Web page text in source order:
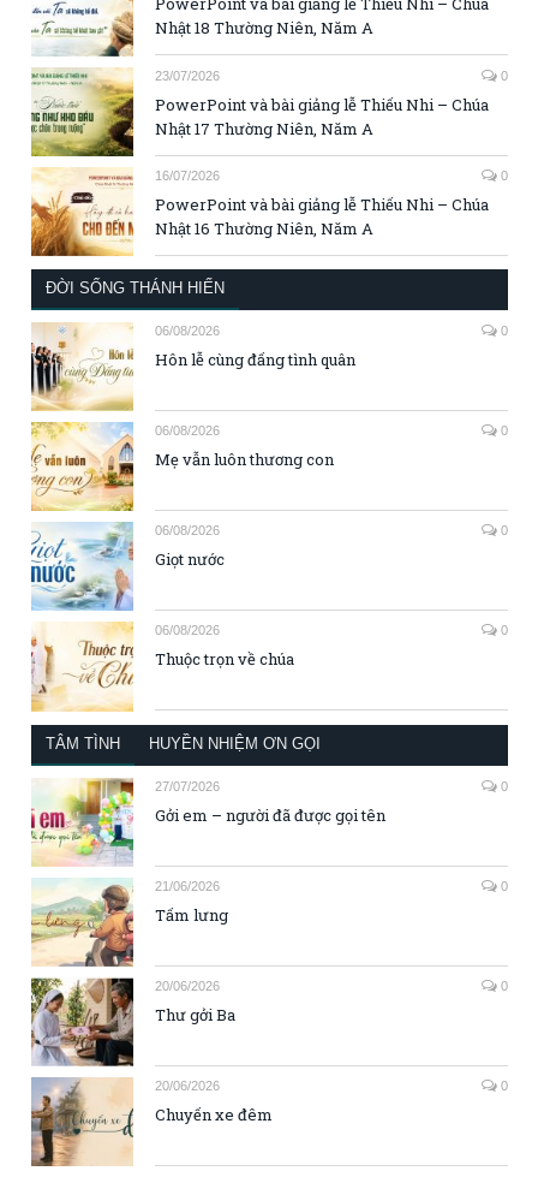
Nhật 18 Thường Niên, Năm A
23/07/2026 0
PowerPoint và bài giảng lễ Thiếu Nhi – Chúa
Nhật 17 Thường Niên, Năm A
16/07/2026 0
PowerPoint và bài giảng lễ Thiếu Nhi – Chúa
Nhật 16 Thường Niên, Năm A
ĐỜI SỐNG THÁNH HIẾN
06/08/2026 0
Hôn lễ cùng đấng tình quân
06/08/2026 0
Mẹ vẫn luôn thương con
06/08/2026 0
Giọt nước
06/08/2026 0
Thuộc trọn về chúa
TÂM TÌNH HUYỀN NHIỆM ƠN GỌI
27/07/2026 0
Gởi em – người đã được gọi tên
21/06/2026 0
Tấm lưng
20/06/2026 0
Thư gởi Ba
20/06/2026 0
Chuyến xe đêm